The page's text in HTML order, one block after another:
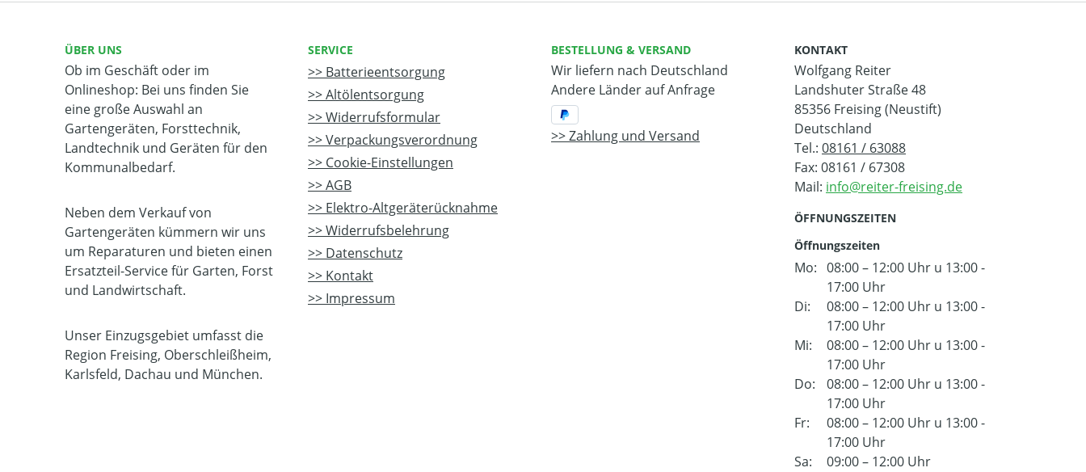
ÜBER UNS
Ob im Geschäft oder im
Onlineshop: Bei uns finden Sie
eine große Auswahl an
Gartengeräten, Forsttechnik,
Landtechnik und Geräten für den
Kommunalbedarf.
Neben dem Verkauf von
Gartengeräten kümmern wir uns
um Reparaturen und bieten einen
Ersatzteil-Service für Garten, Forst
und Landwirtschaft.
Unser Einzugsgebiet umfasst die
Region Freising, Oberschleißheim,
Karlsfeld, Dachau und München.
SERVICE
Batterieentsorgung
Altölentsorgung
Widerrufsformular
Verpackungsverordnung
Cookie-Einstellungen
AGB
Elektro-Altgeräterücknahme
Widerrufsbelehrung
Datenschutz
Kontakt
Impressum
BESTELLUNG & VERSAND
Wir liefern nach Deutschland
Andere Länder auf Anfrage
Zahlung und Versand
KONTAKT
Wolfgang Reiter
Landshuter Straße 48
85356 Freising (Neustift)
Deutschland
Tel.: 08161 / 63088
Fax: 08161 / 67308
Mail:
ÖFFNUNGSZEITEN
Öffnungszeiten
Mo: 08:00 – 12:00 Uhr u 13:00 -
17:00 Uhr
Di:
08:00 – 12:00 Uhr u 13:00 -
17:00 Uhr
Mi:
08:00 – 12:00 Uhr u 13:00 -
17:00 Uhr
Do:
08:00 – 12:00 Uhr u 13:00 -
17:00 Uhr
Fr:
08:00 – 12:00 Uhr u 13:00 -
17:00 Uhr
Sa:
09:00 – 12:00 Uhr